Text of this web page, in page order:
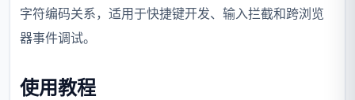
字符编码关系，适用于快捷键开发、输入拦截和跨浏览
器事件调试。
使用教程